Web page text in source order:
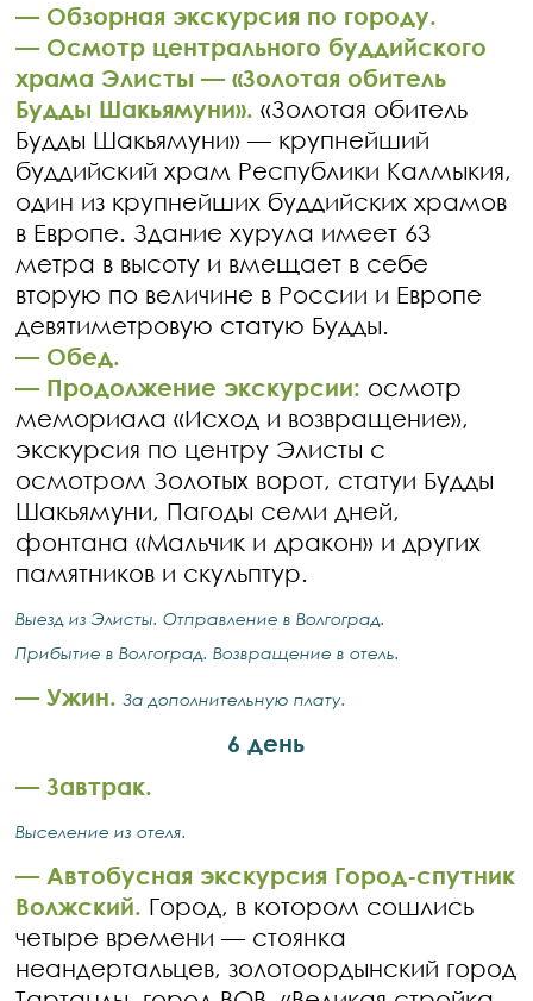
— Обзорная экскурсия по городу.
— Осмотр центрального буддийского
храма Элисты — «Золотая обитель
Будды Шакьямуни».«Золотая обитель
Будды Шакьямуни» — крупнейший
буддийский храм Республики Калмыкия,
один из крупнейших буддийских храмов
в Европе. Здание хурула имеет 63
метра в высоту и вмещает в себе
вторую по величине в России и Европе
девятиметровую статую Будды.
— Обед.
— Продолжение экскурсии: осмотр
мемориала «Исход и возвращение»,
экскурсия по центру Элисты с
осмотром Золотых ворот, статуи Будды
Шакьямуни, Пагоды семи дней,
фонтана «Мальчик и дракон» и других
памятников и скульптур.
Выезд из Элисты. Отправление в Волгоград.
Прибытие в Волгоград. Возвращение в отель.
— Ужин. За дополнительную плату.
6 день
— Завтрак.
Выселение из отеля.
— Автобусная экскурсия Город-спутник
Волжский. Город, в котором сошлись
четыре времени — стоянка
неандертальцев, золотоордынский город